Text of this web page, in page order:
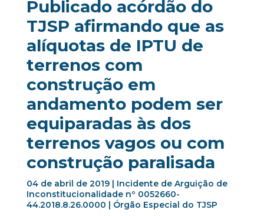
Publicado acórdão do
TJSP afirmando que as
alíquotas de IPTU de
terrenos com
construção em
andamento podem ser
equiparadas às dos
terrenos vagos ou com
construção paralisada
04 de abril de 2019 | Incidente de Arguição de
Inconstitucionalidade nº 0052660-
44.2018.8.26.0000 | Órgão Especial do TJSP